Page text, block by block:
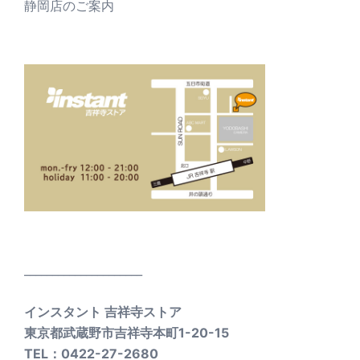
静岡店のご案内
インスタント 吉祥寺ストア
東京都武蔵野市吉祥寺本町1-20-15
TEL：0422-27-2680